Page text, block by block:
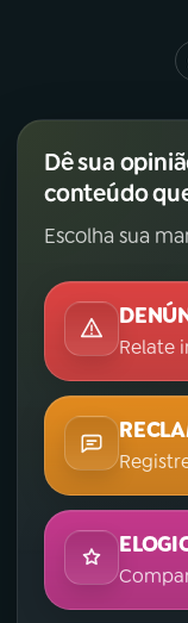
ACOMPANHE A
Dê sua
conteúdo
Escolha sua
Relate